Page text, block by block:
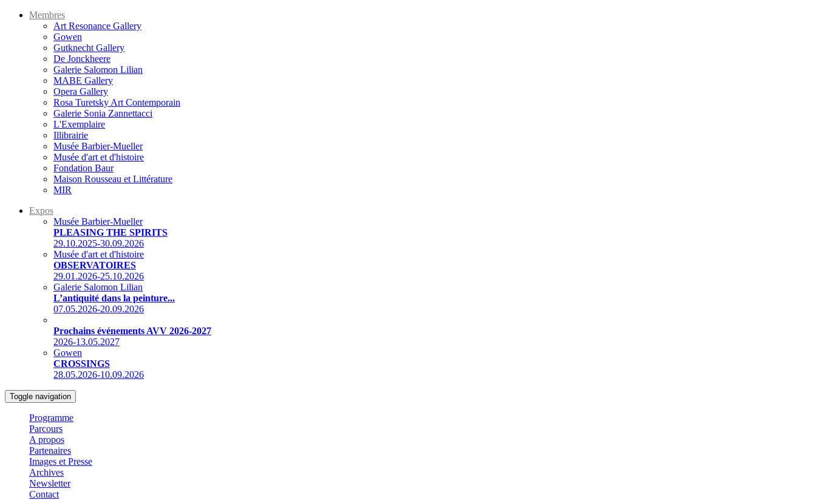
Membres
Art Resonance Gallery
Gowen
Gutknecht Gallery
De Jonckheere
Galerie Salomon Lilian
MABE Gallery
Opera Gallery
Rosa Turetsky Art Contemporain
Galerie Sonia Zannettacci
L'Exemplaire
Illibrairie
Musée Barbier-Mueller
Musée d'art et d'histoire
Fondation Baur
Maison Rousseau et Littérature
MIR
Expos
Musée Barbier-Mueller
PLEASING THE SPIRITS
29.10.2025-30.09.2026
Musée d'art et d'histoire
OBSERVATOIRES
29.01.2026-25.10.2026
Galerie Salomon Lilian
L’antiquité dans la peinture...
07.05.2026-20.09.2026
Prochains événements AVV 2026-2027
2026-13.05.2027
Gowen
CROSSINGS
28.05.2026-10.09.2026
Toggle navigation
Programme
Parcours
A propos
Partenaires
Images et Presse
Archives
Newsletter
Contact